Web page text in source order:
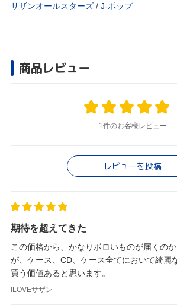
サザンオールスターズ / J‐ポップ
商品レビュー
1件のお客様レビュー
レビューを投稿
期待を超えてきた
この価格から、かなりボロいものが届くの
が、ケース、CD、ケース全てにおいて綺麗
買う価値あると思います。
ILOVEサザン